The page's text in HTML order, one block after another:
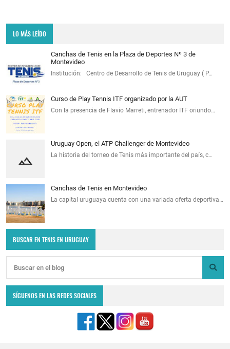
LO MÁS LEÍDO
Canchas de Tenis en la Plaza de Deportes Nº 3 de
Montevideo
Institución: Centro de Desarrollo de Tenis de Uruguay ( P…
Curso de Play Tennis ITF organizado por la AUT
Con la presencia de Flavio Marreti, entrenador ITF oriundo…
Uruguay Open, el ATP Challenger de Montevideo
La historia del torneo de Tenis más importante del país, c…
Canchas de Tenis en Montevideo
La capital uruguaya cuenta con una variada oferta deportiva…
BUSCAR EN TENIS EN URUGUAY
SÍGUENOS EN LAS REDES SOCIALES